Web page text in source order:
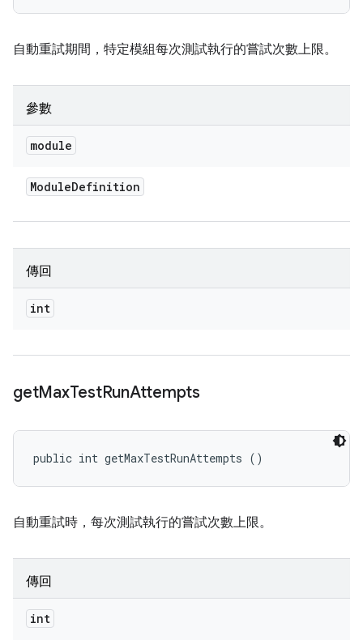
自動重試期間，特定模組每次測試執行的嘗試次數上限。
參數
module
ModuleDefinition
傳回
int
getMaxTestRunAttempts
public int getMaxTestRunAttempts ()
自動重試時，每次測試執行的嘗試次數上限。
傳回
int